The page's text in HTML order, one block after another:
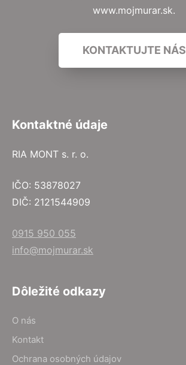
www.mojmurar.sk.
KONTAKTUJTE NÁS
Kontaktné údaje
RIA MONT s. r. o.
IČO: 53878027
DIČ: 2121544909
0915 950 055
info@mojmurar.sk
Dôležité odkazy
O nás
Kontakt
Ochrana osobných údajov